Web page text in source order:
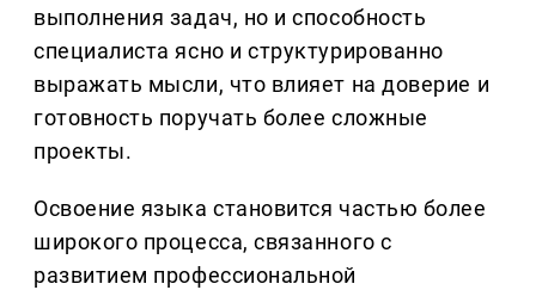
выполнения задач, но и способность
специалиста ясно и структурированно
выражать мысли, что влияет на доверие и
готовность поручать более сложные
проекты.
Освоение языка становится частью более
широкого процесса, связанного с
развитием профессиональной